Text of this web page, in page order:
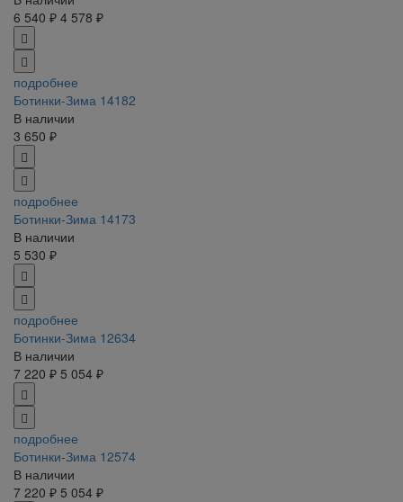
6 540 ₽ 4 578 ₽
подробнее
Ботинки-Зима 14182
В наличии
3 650 ₽
подробнее
Ботинки-Зима 14173
В наличии
5 530 ₽
подробнее
Ботинки-Зима 12634
В наличии
7 220 ₽ 5 054 ₽
подробнее
Ботинки-Зима 12574
В наличии
7 220 ₽ 5 054 ₽